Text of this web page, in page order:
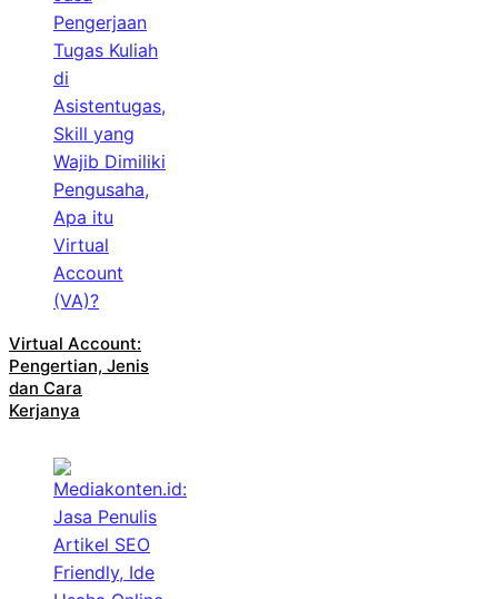
Virtual Account:
Pengertian, Jenis
dan Cara
Kerjanya